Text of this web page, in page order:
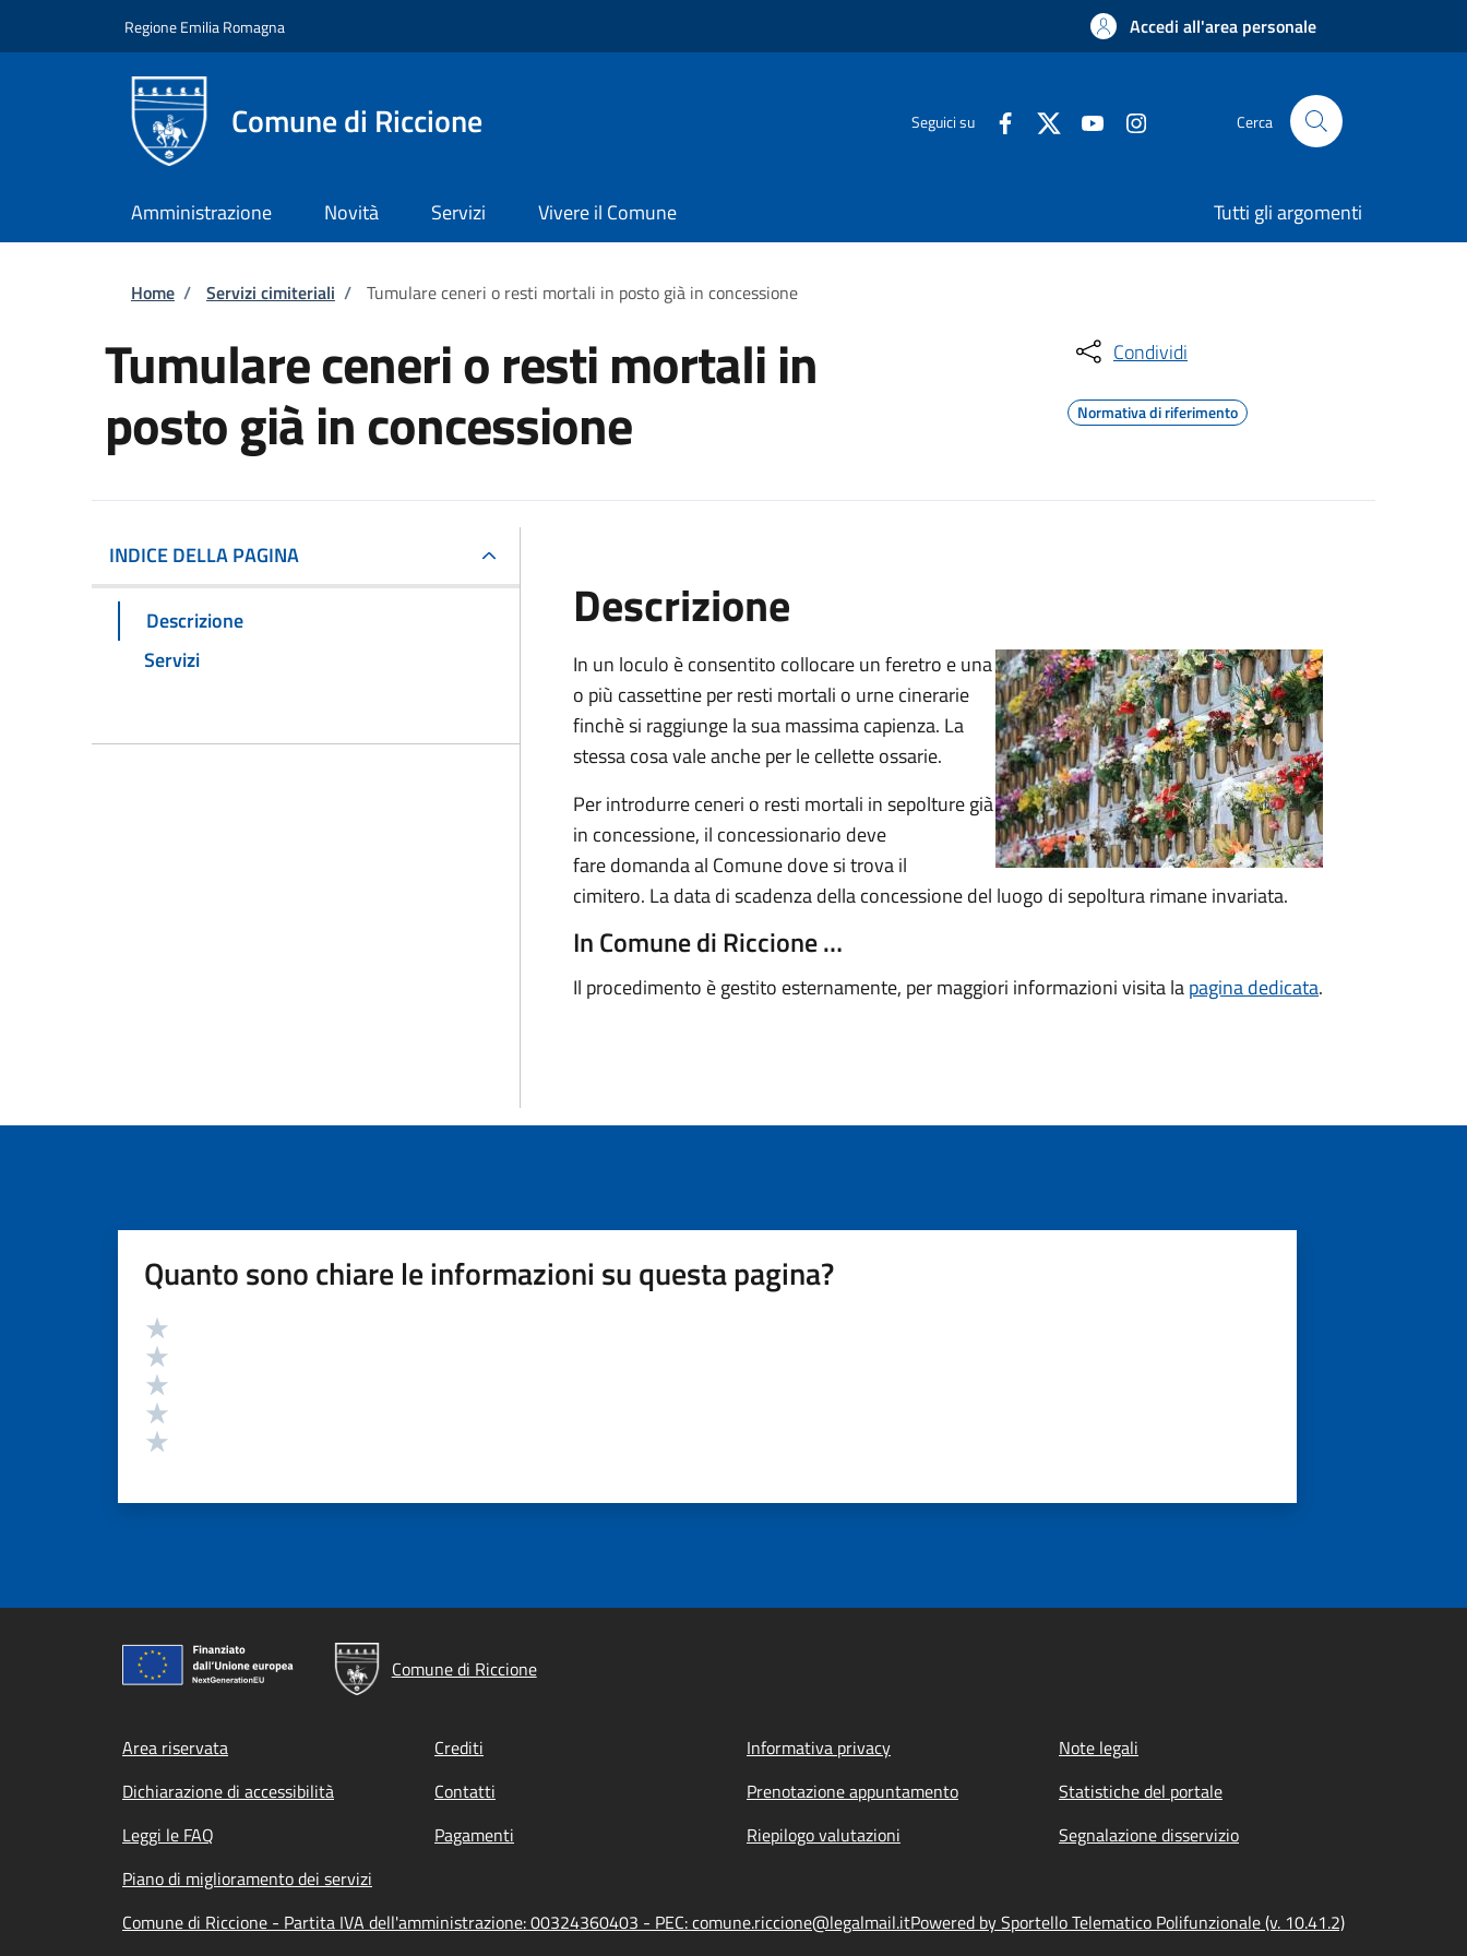
Regione Emilia Romagna Accedi all'area personale
Comune di Riccione Seguici su Cerca
Amministrazione Novità Servizi Vivere il Comune Tutti gli argomenti
Briciole di pane
Home / Servizi cimiteriali / Tumulare ceneri o resti mortali in posto già in concessione
Tumulare ceneri o resti mortali in
posto già in concessione
Condividi
Normativa di riferimento
INDICE DELLA PAGINA
Descrizione
Servizi
Descrizione
In un loculo è consentito collocare un feretro e una
o più cassettine per resti mortali o urne cinerarie
finchè si raggiunge la sua massima capienza. La
stessa cosa vale anche per le cellette ossarie.
Per introdurre ceneri o resti mortali in sepolture già
in concessione, il concessionario deve
fare domanda al Comune dove si trova il
cimitero. La data di scadenza della concessione del luogo di sepoltura rimane invariata.
In Comune di Riccione …
Il procedimento è gestito esternamente, per maggiori informazioni visita lapagina dedicata.
Quanto sono chiare le informazioni su questa pagina?
Valutazione
Comune di Riccione
Footer menu
Area riservata Crediti Informativa privacy
Note legali
Dichiarazione di accessibilità
Contatti Prenotazione appuntamento
Statistiche del portale
Leggi le FAQ
Pagamenti Riepilogo valutazioni
Segnalazione disservizio
Piano di miglioramento dei servizi
Comune di Riccione - Partita IVA dell'amministrazione: 00324360403 - PEC: comune.riccione@legalmail.itPowered by Sportello Telematico Polifunzionale (v. 10.41.2)